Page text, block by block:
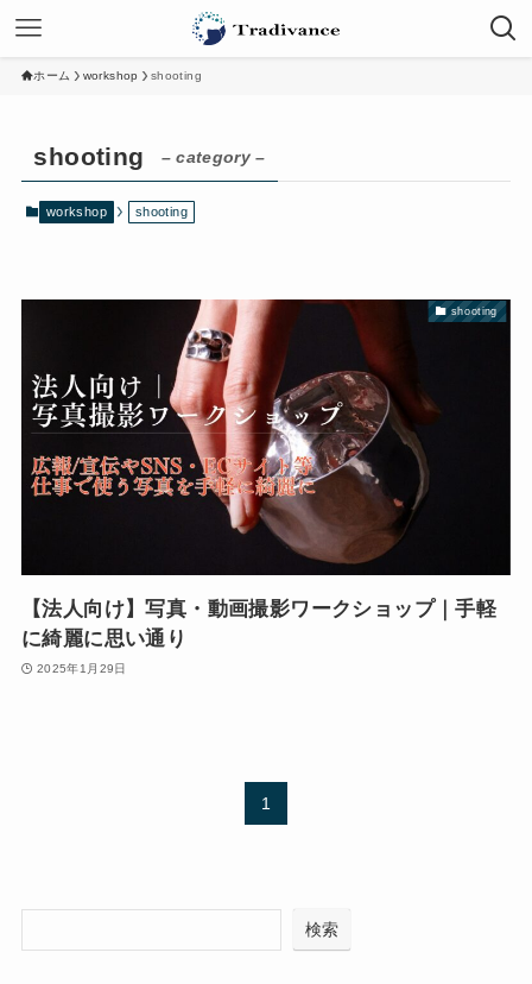
ホーム workshop shooting
shooting – category –
workshop shooting
shooting
【法人向け】写真・動画撮影ワークショップ｜手軽
に綺麗に思い通り
2025年1月29日
1
検索